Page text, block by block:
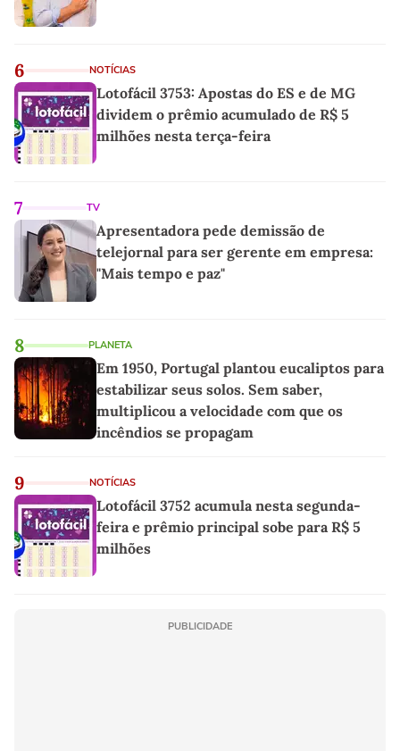
6 NOTÍCIAS
Lotofácil 3753: Apostas do ES e de MG
dividem o prêmio acumulado de R$ 5
milhões nesta terça-feira
7 TV
Apresentadora pede demissão de
telejornal para ser gerente em empresa:
"Mais tempo e paz"
8 PLANETA
Em 1950, Portugal plantou eucaliptos para
estabilizar seus solos. Sem saber,
multiplicou a velocidade com que os
incêndios se propagam
9 NOTÍCIAS
Lotofácil 3752 acumula nesta segunda-
feira e prêmio principal sobe para R$ 5
milhões
PUBLICIDADE